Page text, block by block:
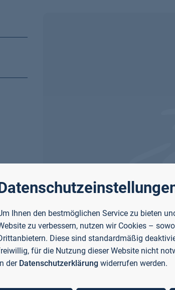
Ihnen den bestmöglichen Service zu bieten
zu verbessern, nutzen wir Cookies –
Diese sind standardmäßig
für die Nutzung dieser Website nicht
der Datenschutzerklärung widerrufen werden.